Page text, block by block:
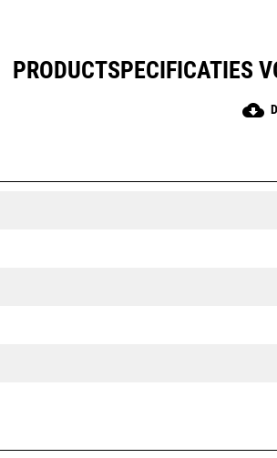
PRODUCTSPECIFICATIES
cloud_download